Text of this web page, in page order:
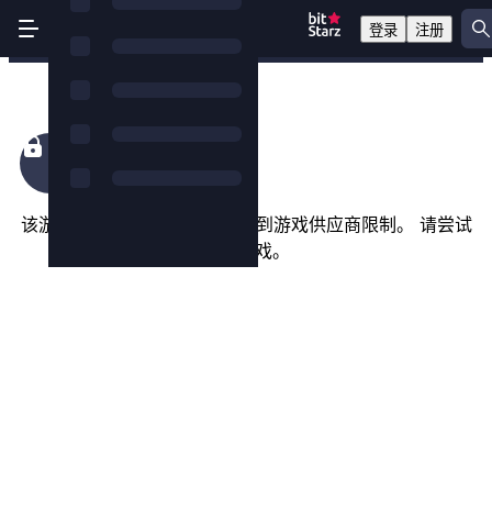
登录 注册
该游戏在您所在的国家/地区受到游戏供应商限制。 请尝试
以下游戏。